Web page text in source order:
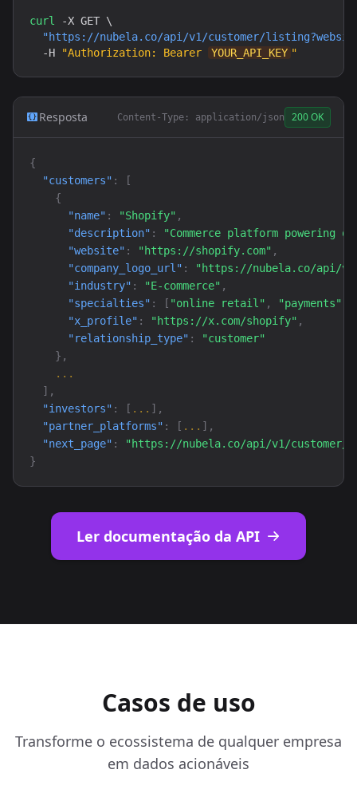
curl
-X GET \
"https://nubela.co/api/v1/customer/
  -H
"Authorization: Bearer YOUR_API_KEY "
Resposta Content-Type: application/json 200 OK
{
"customers" : [
{
"name" : "Shopify" ,
"description" :
"Commerce platform powering
"website" : "https://shopify.com" ,
"company_logo_url" :
"https://nubela.co/api/
"industry" : "E-commerce" ,
"specialties" : [ "online retail" , "payments"
"x_profile" : "https://x.com/shopify" ,
"relationship_type" :
"customer"
},
...
],
"investors" : [ ... ],
"partner_platforms" : [ ... ],
"next_page" :
"https://nubela.co/api/v1/customer/
}
Ler documentação da API
Casos de uso
Transforme o ecossistema de qualquer empresa
em dados acionáveis